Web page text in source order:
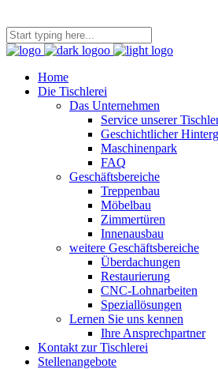
Home
Die Tischlerei
Das Unternehmen
Service unserer
Geschichtlicher
Maschinenpark
FAQ
Geschäftsbereiche
Treppenbau
Möbelbau
Zimmertüren
Innenausbau
weitere Geschäftsbereiche
Überdachungen
Restaurierung
CNC-Lohnarbeiten
Speziallösungen
Lernen Sie uns kennen
Ihre Ansprechpartner
Kontakt zur Tischlerei
Stellenangebote